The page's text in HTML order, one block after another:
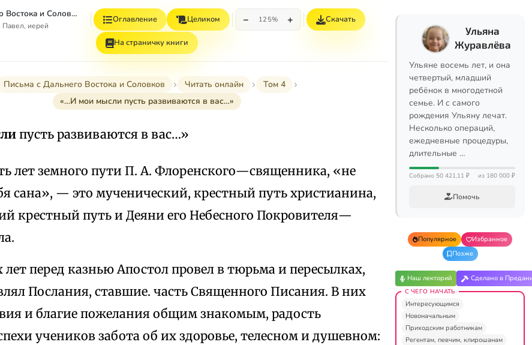
Письма с Дальнего Востока и Соловков
иерей
Оглавление Целиком − 125% + Скачать
На страничку книги
Письма с Дальнего Востока и Соловков Читать онлайн
Том 4
«…И мои мысли пусть развиваются в вас…»
пусть развиваются в вас…»
лет земного пути П. А. Флоренского—священника, «не
сана», — это мученический, крестный путь христианина,
крестный путь и Деяни его Небесного Покровителя—
лет перед казнью Апостол провел в тюрьма и пересылках,
Послания, ставшие. часть Священного Писания. В них
и благие пожелания общим знакомым, радость
учеников забота об их здоровье, телесном и душевном:
Ульяна
Журавлёва
Ульяне восемь лет, и она
четвертый, младший
ребёнок в многодетной
семье. И с самого
рождения Ульяну лечат.
Несколько операций,
ежедневные процедуры,
длительные …
Собрано 50 421,11 ₽ из 180 000 ₽
Помочь
Популярное
Избранное
Позже
Наш лекторий Сделано в
С ЧЕГО НАЧАТЬ
Интересующимся
Новоначальным
Приходским работникам
Регентам, певчим, клирошанам